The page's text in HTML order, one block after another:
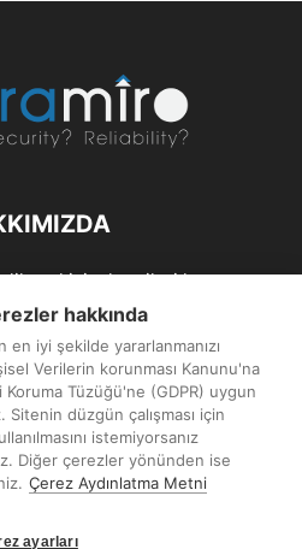
ve kişisel verileri koruma
odaklanarak bu sektörlerle
hazırlayıp yayınlayan bir
sitesidir.
EDIN
hakkında
iyi şekilde yararlanmanızı
Verilerin korunması Kanunu'na
Tüzüğü'ne (GDPR) uygun
düzgün çalışması için
istemiyorsanız
Diğer çerezler yönünden ise
Çerez Aydınlatma Metni
ayarları